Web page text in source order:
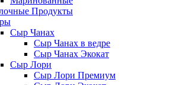
Продукты
Сыр Чанах
Сыр Чанах в ведре
Сыр Чанах Экокат
Сыр Лори
Сыр Лори Премиум